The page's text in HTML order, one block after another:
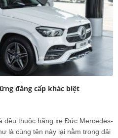
đẳng cấp khác biệt
đều thuộc hãng xe Đức Mercedes-
là cùng tên này lại nằm trong dải